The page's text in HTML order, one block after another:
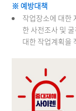
※ 예방대책
작업장소에 대한
한 사전조사 및
대한 작업계획을